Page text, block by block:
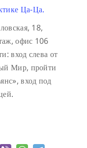
Ца-Ца.
18,
офис 106
вход слева от
Мир, пройти
вход под